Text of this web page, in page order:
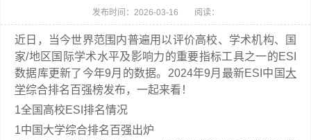
发布时间：2026-03-16 阅读：
近日，当今世界范围内普遍用以评价高校、学术机构、国
家/地区国际学术水平及影响力的重要指标工具之一的ESI
数据库更新了今年9月的数据。2024年9月最新ESI中国 大
学综合排名百强榜发布，一起来看！
1全国高校ESI排名情况
1中国大学综合排名百强出炉